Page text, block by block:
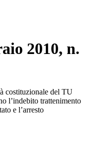
2010, n.
costituzionale del TU
l’indebito trattenimento
e l’arresto